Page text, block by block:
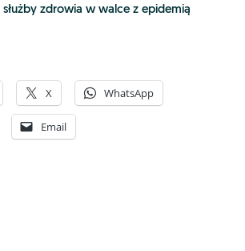
zdrowia w walce z epidemią
X WhatsApp
Email